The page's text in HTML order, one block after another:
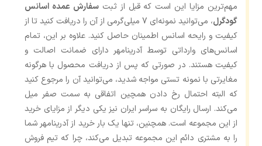
مهم‌ترین مزایا این است که قبل از ثبتسفارش عمده اسانس
گودگرل
، می‌توانید نمونه‌ای 7 میلی‌گرمی از آن را دریافت کنید تا از
کیفیت و رایحه اسانس اطمینان حاصل کنید. علاوه بر این، تمام
اسانس‌های وارداتی توسط آدرینامهر دارای ضمانت اصالت و
کیفیت هستند. در صورتی که پس از دریافت محصول با هرگونه
مغایرتی با نمونه تستی مواجه شدید، می‌توانید آن را مرجوع کنید
که البته احتمال رخ دادن همچین اتفاقی به سمت صفر میل
می‌کند. ارسال رایگان به سراسر ایران نیز یکی دیگر از مزایای خرید
از این مجموعه است. همچنین، تنها یک بار خرید از آدرینامهر شما
را به مشتری دائم این مجموعه تبدیل می‌کند، چرا که تیم فروش